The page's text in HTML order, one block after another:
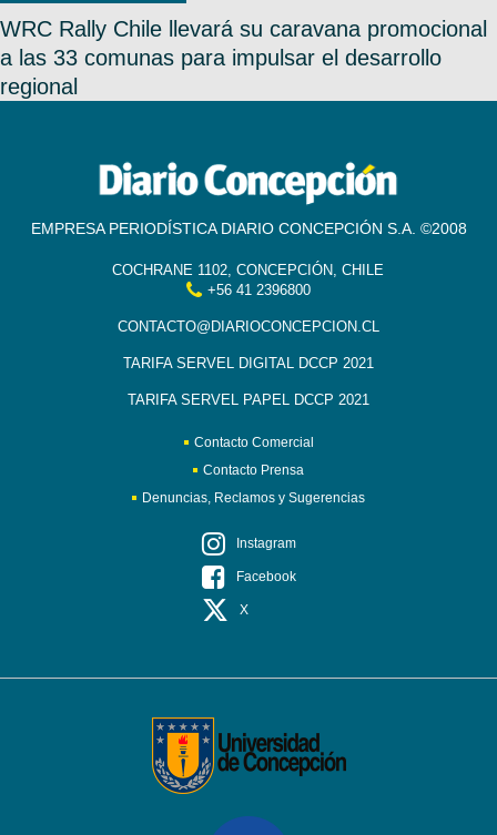
WRC Rally Chile llevará su caravana promocional
a las 33 comunas para impulsar el desarrollo
regional
EMPRESA PERIODÍSTICA DIARIO CONCEPCIÓN S.A. ©2008
COCHRANE 1102, CONCEPCIÓN, CHILE
+56 41 2396800
CONTACTO@DIARIOCONCEPCION.CL
TARIFA SERVEL DIGITAL DCCP 2021
TARIFA SERVEL PAPEL DCCP 2021
Contacto Comercial
Contacto Prensa
Denuncias, Reclamos y Sugerencias
Instagram
Facebook
X